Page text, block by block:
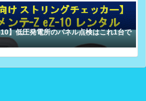
】低圧発電所のパネル点検はこれ1台で